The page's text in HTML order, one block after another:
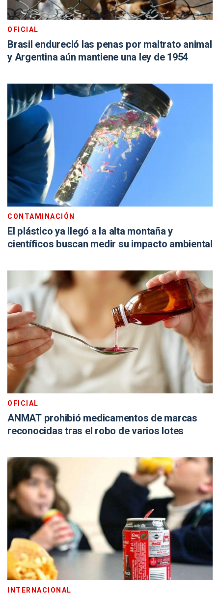
OFICIAL
Brasil endureció las penas por maltrato animal
y Argentina aún mantiene una ley de 1954
CONTAMINACIÓN
El plástico ya llegó a la alta montaña y
científicos buscan medir su impacto ambiental
OFICIAL
ANMAT prohibió medicamentos de marcas
reconocidas tras el robo de varios lotes
INTERNACIONAL